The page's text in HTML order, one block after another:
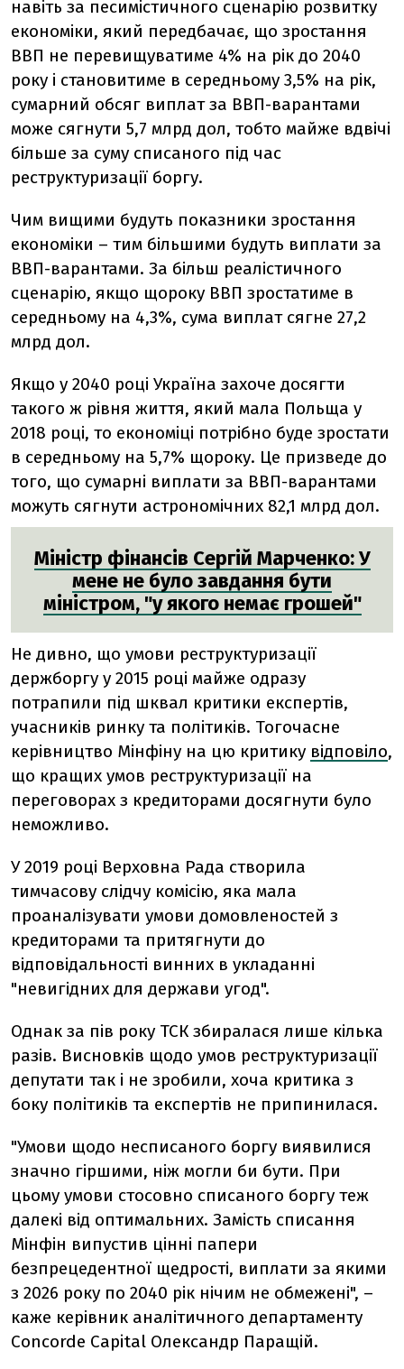
навіть за песимістичного сценарію розвитку
економіки, який передбачає, що зростання
ВВП не перевищуватиме 4% на рік до 2040
року і становитиме в середньому 3,5% на рік,
сумарний обсяг виплат за ВВП-варантами
може сягнути 5,7 млрд дол, тобто майже вдвічі
більше за суму списаного під час
реструктуризації боргу.
Чим вищими будуть показники зростання
економіки – тим більшими будуть виплати за
ВВП-варантами. За більш реалістичного
сценарію, якщо щороку ВВП зростатиме в
середньому на 4,3%, сума виплат сягне 27,2
млрд дол.
Якщо у 2040 році Україна захоче досягти
такого ж рівня життя, який мала Польща у
2018 році, то економіці потрібно буде зростати
в середньому на 5,7% щороку. Це призведе до
того, що сумарні виплати за ВВП-варантами
можуть сягнути астрономічних 82,1 млрд дол.
Міністр фінансів Сергій Марченко: У
мене не було завдання бути
міністром, "у якого немає грошей"
Не дивно, що умови реструктуризації
держборгу у 2015 році майже одразу
потрапили під шквал критики експертів,
учасників ринку та політиків. Тогочасне
керівництво Мінфіну на цю критику відповіло,
що кращих умов реструктуризації на
переговорах з кредиторами досягнути було
неможливо.
У 2019 році Верховна Рада створила
тимчасову слідчу комісію, яка мала
проаналізувати умови домовленостей з
кредиторами та притягнути до
відповідальності винних в укладанні
"невигідних для держави угод".
Однак за пів року ТСК збиралася лише кілька
разів. Висновків щодо умов реструктуризації
депутати так і не зробили, хоча критика з
боку політиків та експертів не припинилася.
"Умови щодо несписаного боргу виявилися
значно гіршими, ніж могли би бути. При
цьому умови стосовно списаного боргу теж
далекі від оптимальних. Замість списання
Мінфін випустив цінні папери
безпрецедентної щедрості, виплати за якими
з 2026 року по 2040 рік нічим не обмежені", –
каже керівник аналітичного департаменту
Concorde Capital Олександр Паращій.